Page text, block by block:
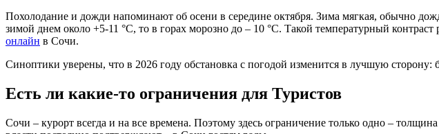
Похолодание и дожди напоминают об осени в середине октября. Зима мягкая, обычно
зимой днем около +5-11 °С, то в горах морозно до – 10 °С. Такой температурный
онлайн в Сочи.
Синоптики уверены, что в 2026 году обстановка с погодой изменится в лучшую сторону:
Есть ли какие-то ограничения для Туристов
Сочи – курорт всегда и на все времена. Поэтому здесь ограничение только одно –